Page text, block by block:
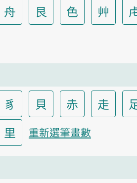
舟 艮 色 艸
豸 貝 赤 走
里 重新選筆畫數